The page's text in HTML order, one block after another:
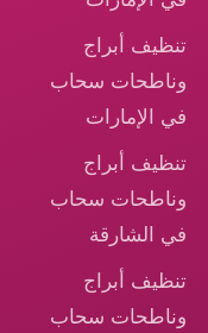
تنظيف أبراج
وناطحات سحاب
في الإمارات
تنظيف أبراج
وناطحات سحاب
في الشارقة
تنظيف أبراج
وناطحات سحاب